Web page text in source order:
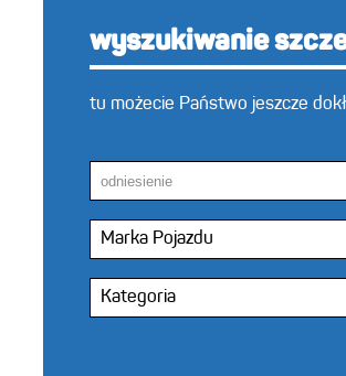
wyszukiwanie
tu możecie Państwo jeszcze